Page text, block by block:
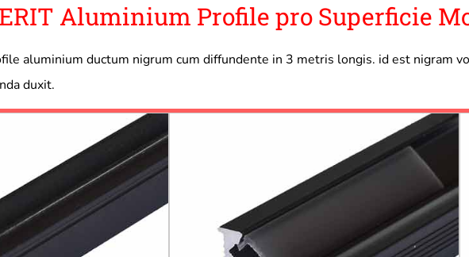
Aluminium Profile pro Superficie
aluminium ductum nigrum cum diffundente in 3 metris longis. id est nigram
duxit.